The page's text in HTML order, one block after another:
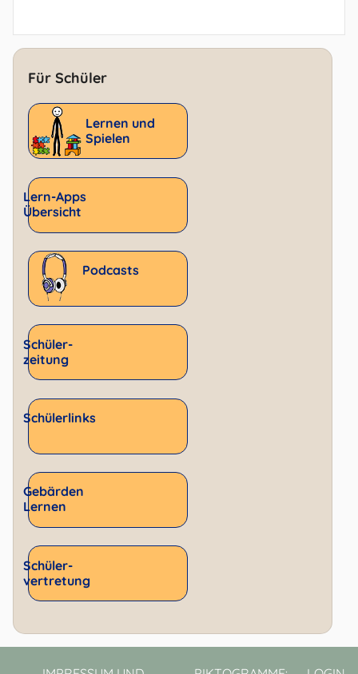
Für Schüler
Lernen und
Spielen
Lern-Apps
Übersicht
Podcasts
Schüler­
zeitung
Schülerlinks
Gebärden
Lernen
Schüler­
vertretung